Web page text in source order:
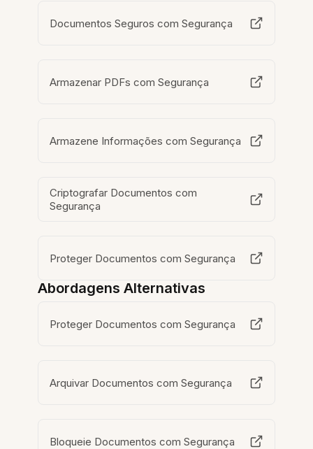
Documentos Seguros com Segurança
Armazenar PDFs com Segurança
Armazene Informações com Segurança
Criptografar Documentos com
Segurança
Proteger Documentos com Segurança
Abordagens Alternativas
Proteger Documentos com Segurança
Arquivar Documentos com Segurança
Bloqueie Documentos com Segurança